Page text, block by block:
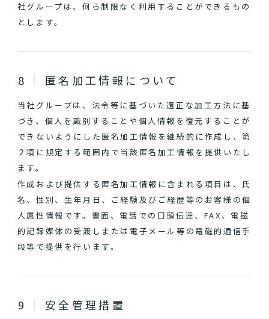
社グループは、何ら制限なく利用することができるもの
とします。
匿名加工情報について
当社グループは、法令等に基づいた適正な加工方法に基
づき、個人を識別することや個人情報を復元することが
できないようにした匿名加工情報を継続的に作成し、第
２項に規定する範囲内で当該匿名加工情報を提供いたし
ます。
作成および提供する匿名加工情報に含まれる項目は、氏
名、性別、生年月日、ご経験及びご経歴等のお客様の個
人属性情報です。書面、電話での口頭伝達、FAX、電磁
的記録媒体の受渡しまたは電子メール等の電磁的通信手
段等で提供を行います。
安全管理措置